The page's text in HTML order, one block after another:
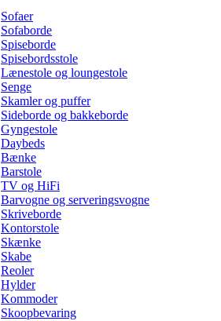
Sofaer
Sofaborde
Spiseborde
Spisebordsstole
Lænestole og loungestole
Senge
Skamler og puffer
Sideborde og bakkeborde
Gyngestole
Daybeds
Bænke
Barstole
TV og HiFi
Barvogne og serveringsvogne
Skriveborde
Kontorstole
Skænke
Skabe
Reoler
Hylder
Kommoder
Skoopbevaring